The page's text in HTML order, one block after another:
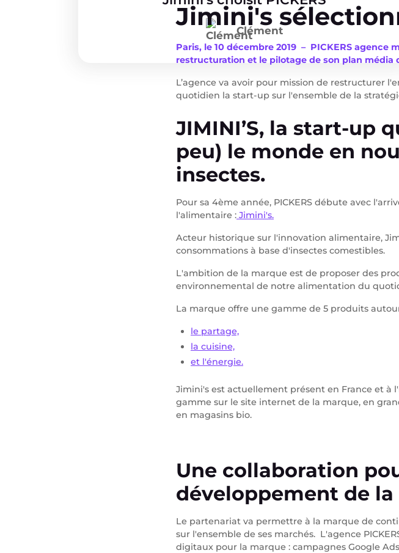
Clément
Jimini's
Paris, le 10 décembre 2019 – PICKERS agence
restructuration et le pilotage de son plan média
L’agence va avoir pour mission de restructurer
quotidien la start-up sur l'ensemble de la
JIMINI’S, la start-up
peu) le monde en
insectes.
Pour sa 4ème année, PICKERS débute avec
l'alimentaire : Jimini's.
Acteur historique sur l'innovation alimentaire,
consommations à base d'insectes comestibles.
L'ambition de la marque est de proposer des
environnemental de notre alimentation du
La marque offre une gamme de 5 produits
le partage,
la cuisine,
et l'énergie.
Jimini's est actuellement présent en France et à
gamme sur le site internet de la marque, en
en magasins bio.
Une collaboration
développement de
Le partenariat va permettre à la marque de
sur l'ensemble de ses marchés. L'agence
digitaux pour la marque : campagnes Google